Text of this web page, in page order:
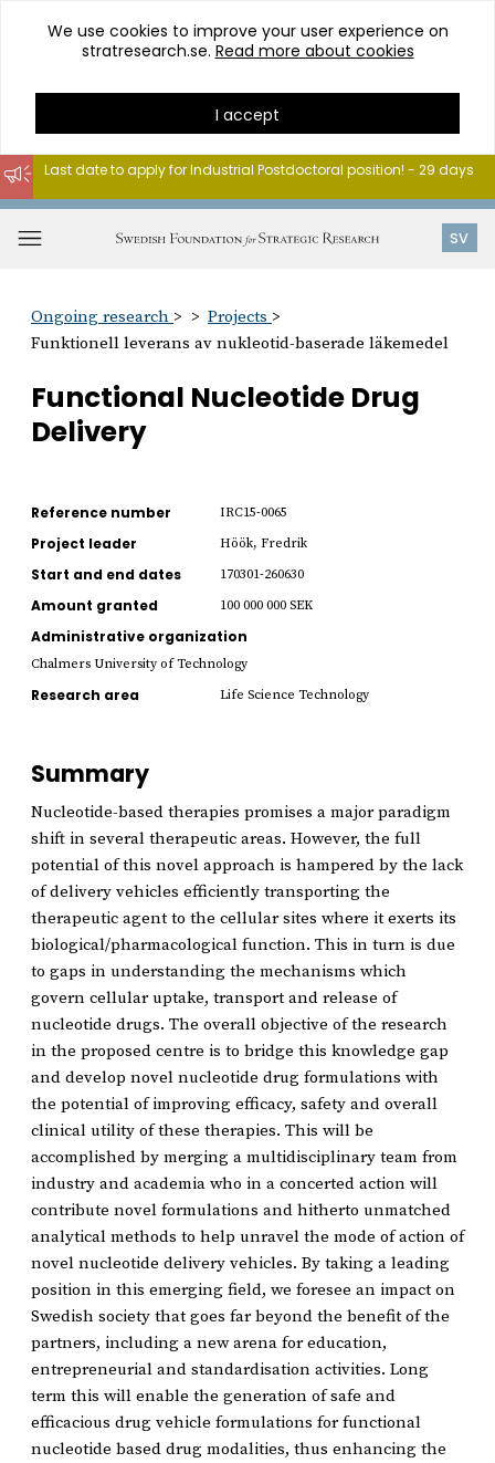
Go
content
We use cookies to improve your user experience on
stratresearch.se. Read more about cookies
I accept
SV
Last date to apply for Industrial Postdoctoral position! - 29 days
Ongoing research
Projects
Funktionell leverans av nukleotid-baserade läkemedel
Functional Nucleotide Drug
Delivery
Reference number IRC15-0065
Project leader Höök, Fredrik
Start and end dates 170301-260630
Amount granted 100 000 000 SEK
Administrative organization
Chalmers University of Technology
Research area Life Science Technology
Summary
Nucleotide-based therapies promises a major paradigm
shift in several therapeutic areas. However, the full
potential of this novel approach is hampered by the lack
of delivery vehicles efficiently transporting the
therapeutic agent to the cellular sites where it exerts its
biological/pharmacological function. This in turn is due
to gaps in understanding the mechanisms which
govern cellular uptake, transport and release of
nucleotide drugs. The overall objective of the research
in the proposed centre is to bridge this knowledge gap
and develop novel nucleotide drug formulations with
the potential of improving efficacy, safety and overall
clinical utility of these therapies. This will be
accomplished by merging a multidisciplinary team from
industry and academia who in a concerted action will
contribute novel formulations and hitherto unmatched
analytical methods to help unravel the mode of action of
novel nucleotide delivery vehicles. By taking a leading
position in this emerging field, we foresee an impact on
Swedish society that goes far beyond the benefit of the
partners, including a new arena for education,
entrepreneurial and standardisation activities. Long
term this will enable the generation of safe and
efficacious drug vehicle formulations for functional
nucleotide based drug modalities, thus enhancing the